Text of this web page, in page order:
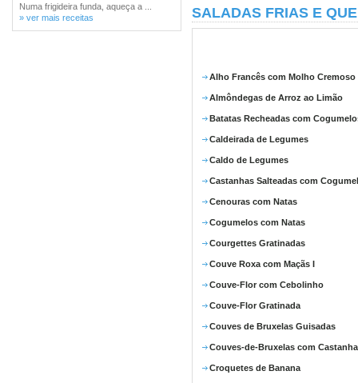
Numa frigideira funda, aqueça a ...
» ver mais receitas
SALADAS FRIAS E
Alho Francês com Molho Cremoso
Almôndegas de Arroz ao Limão
Batatas Recheadas com
Caldeirada de Legumes
Caldo de Legumes
Castanhas Salteadas com
Cenouras com Natas
Cogumelos com Natas
Courgettes Gratinadas
Couve Roxa com Maçãs I
Couve-Flor com Cebolinho
Couve-Flor Gratinada
Couves de Bruxelas Guisadas
Couves-de-Bruxelas com
Croquetes de Banana